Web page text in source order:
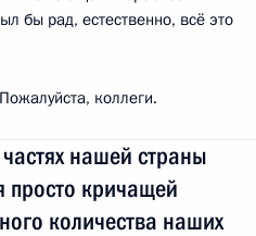
бы рад, естественно, всё это
коллеги.
нашей страны
просто кричащей
количества наших